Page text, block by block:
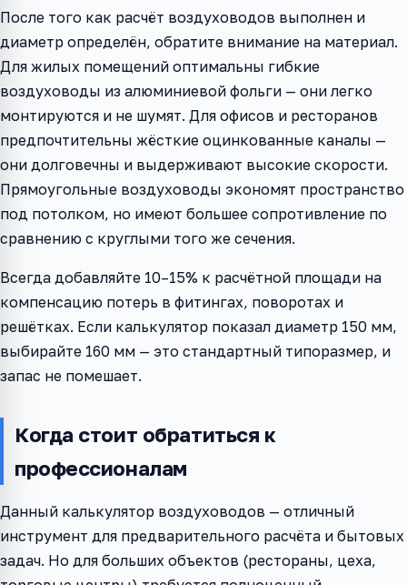
После того как расчёт воздуховодов выполнен и
диаметр определён, обратите внимание на материал.
Для жилых помещений оптимальны гибкие
воздуховоды из алюминиевой фольги — они легко
монтируются и не шумят. Для офисов и ресторанов
предпочтительны жёсткие оцинкованные каналы —
они долговечны и выдерживают высокие скорости.
Прямоугольные воздуховоды экономят пространство
под потолком, но имеют большее сопротивление по
сравнению с круглыми того же сечения.
Всегда добавляйте 10–15% к расчётной площади на
компенсацию потерь в фитингах, поворотах и
решётках. Если калькулятор показал диаметр 150 мм,
выбирайте 160 мм — это стандартный типоразмер, и
запас не помешает.
Когда стоит обратиться к
профессионалам
Данный калькулятор воздуховодов — отличный
инструмент для предварительного расчёта и бытовых
задач. Но для больших объектов (рестораны, цеха,